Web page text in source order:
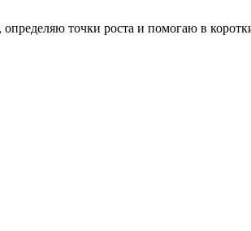
точки роста и помогаю в